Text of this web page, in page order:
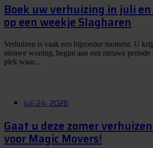
Boek uw verhuizing in juli
op een weekje Slagharen
Verhuizen is vaak een bijzonder moment. U
nieuwe woning, begint aan een nieuwe periode
plek waar...
juli 24, 2026
Gaat u deze zomer
voor Magic Movers!